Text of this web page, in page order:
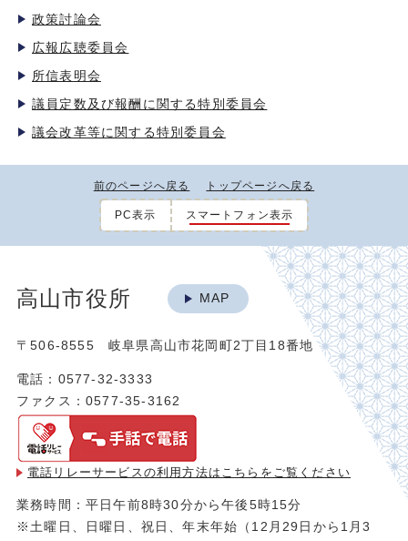
政策討論会
広報広聴委員会
所信表明会
議員定数及び報酬に関する特別委員会
議会改革等に関する特別委員会
前のページへ戻る トップページへ戻る
PC表示 スマートフォン表示
高山市役所 MAP
〒506-8555 岐阜県高山市花岡町2丁目18番地
電話：0577-32-3333
ファクス：0577-35-3162
電話リレーサービスの利用方法は こちらをご覧ください
業務時間：平日午前8時30分から午後5時15分
※土曜日、日曜日、祝日、年末年始（12月29日から1月3